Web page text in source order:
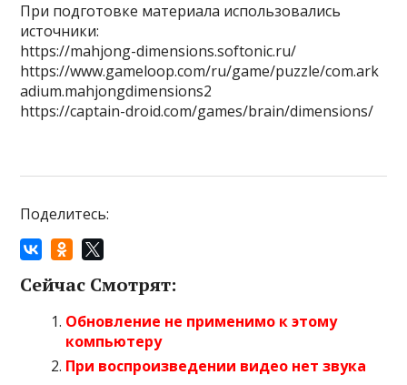
При подготовке материала использовались
источники:
https://mahjong-dimensions.softonic.ru/
https://www.gameloop.com/ru/game/puzzle/com.ark
adium.mahjongdimensions2
https://captain-droid.com/games/brain/dimensions/
Поделитесь:
Сейчас Смотрят:
Обновление не применимо к этому
компьютеру
При воспроизведении видео нет звука